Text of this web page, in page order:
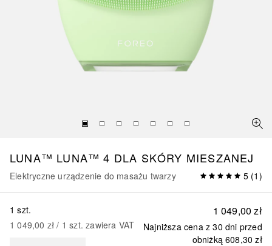
LUNA™ LUNA™ 4 DLA SKÓRY MIESZANEJ
Elektryczne urządzenie do masażu twarzy 5 (1 )
1 049,00 zł
Najniższa cena z 30 dni przed
obniżką 608,30 zł
1 szt.
1 049,00 zł / 1 szt. zawiera VAT